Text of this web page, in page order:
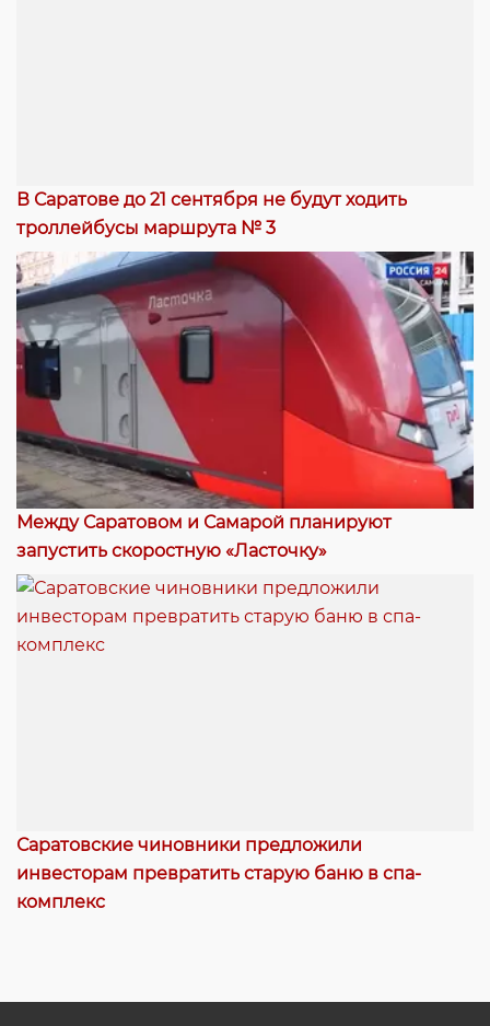
В Саратове до 21 сентября не будут ходить
троллейбусы маршрута № 3
Между Саратовом и Самарой планируют
запустить скоростную «Ласточку»
Саратовские чиновники предложили
инвесторам превратить старую баню в спа-
комплекс